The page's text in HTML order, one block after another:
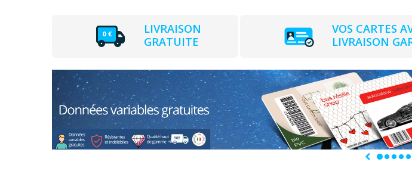
LIVRAISON
GRATUITE
VOS CARTES
LIVRAISON
Previous